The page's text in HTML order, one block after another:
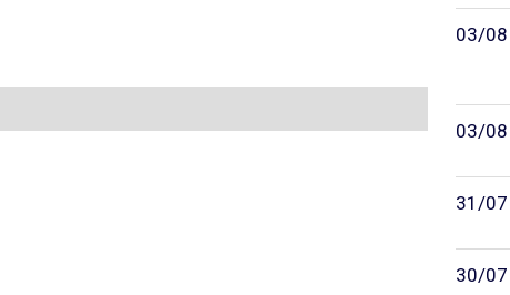
03/08
03/08
31/07
30/07